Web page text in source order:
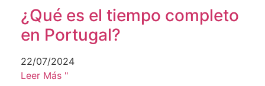
¿Qué es el tiempo completo
en Portugal?
22/07/2024
Leer Más "